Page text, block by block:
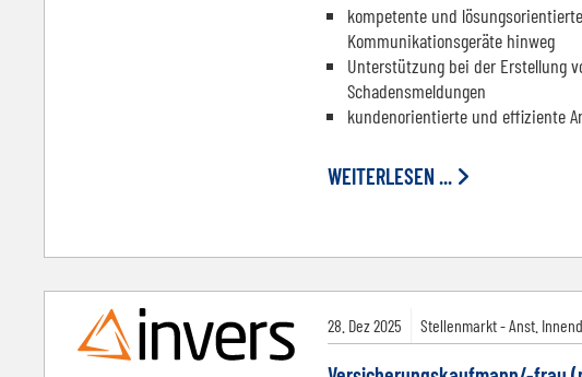
kompetente und
Kommunikationsgeräte hinweg
Unterstützung bei der Erstellung
Schadensmeldungen
kundenorientierte und effiziente
WEITERLESEN ...
28. Dez2025 Stellenmarkt - Anst.